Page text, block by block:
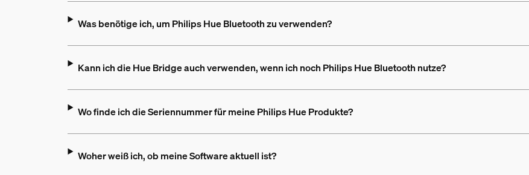
Was benötige ich, um Philips Hue Bluetooth zu verwenden?
Kann ich die Hue Bridge auch verwenden, wenn ich noch Philips Hue Bluetooth nutze?
Wo finde ich die Seriennummer für meine Philips Hue Produkte?
Woher weiß ich, ob meine Software aktuell ist?